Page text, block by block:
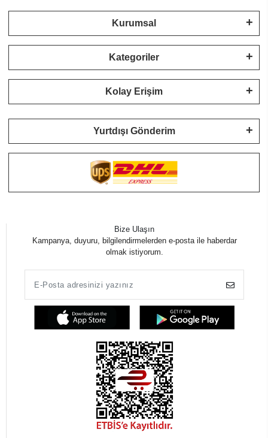
Kurumsal
Kategoriler
Kolay Erişim
Yurtdışı Gönderim
Bize Ulaşın
Kampanya, duyuru, bilgilendirmelerden e-posta ile haberdar
olmak istiyorum.